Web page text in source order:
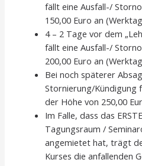
fällt eine Ausfall-/
150,00 Euro an
4 – 2 Tage vor dem
fällt eine Ausfall-/
200,00 Euro an
Bei noch späterer
Stornierung/Kündigung
der Höhe von 250,00
Im Falle, dass das
Tagungsraum /
angemietet hat, trägt
Kurses die anfallenden